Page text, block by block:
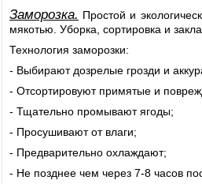
Заморозка. Простой и
мякотью. Уборка, сортировка и
Технология заморозки:
- Выбирают дозрелые грозди и
- Отсортировуют примятые и
- Тщательно промывают ягоды;
- Просушивают от влаги;
- Предварительно охлаждают;
- Не позднее чем через 7-8 часов